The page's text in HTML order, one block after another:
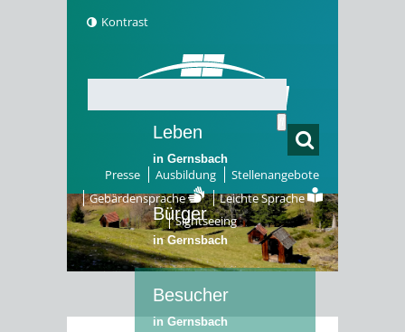
Kontrast
Presse Ausbildung
Stellenangebote
Gebärdensprache
Leichte Sprache
Sightseeing
Leben
in Gernsbach
Bürger
in Gernsbach
Besucher
in Gernsbach